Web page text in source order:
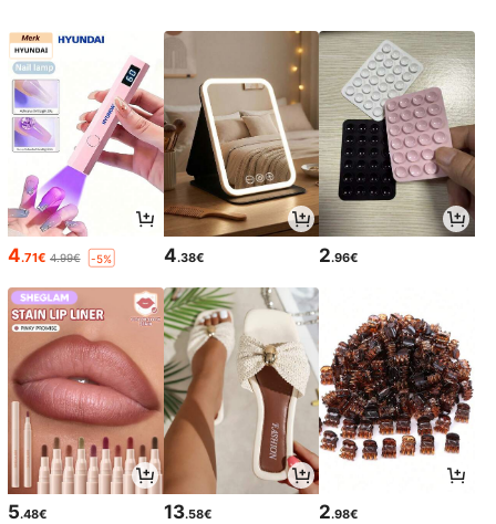
4.71€ 4.99€ -5% 4.38€ 2.96€
5.48€ 13.58€ 2.98€